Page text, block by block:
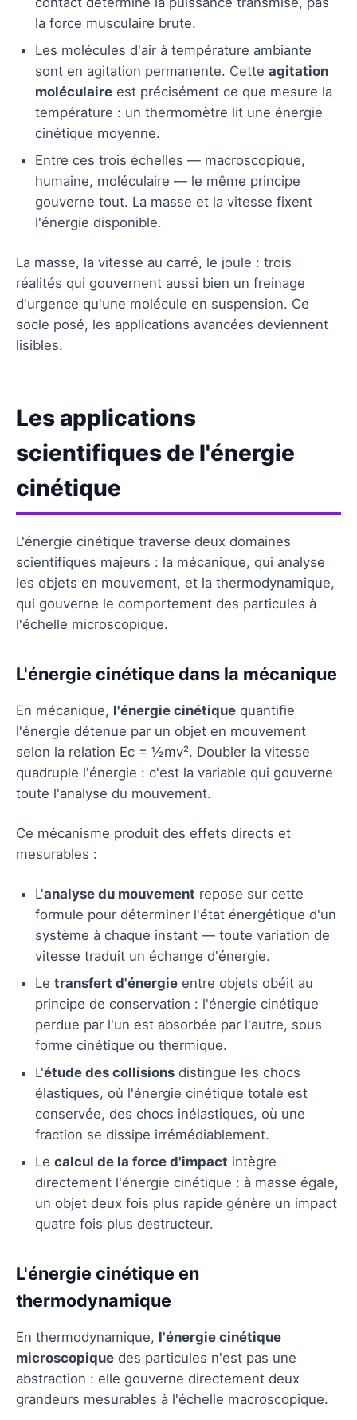
la force musculaire brute.
Les molécules d'air à température ambiante
sont en agitation permanente. Cette agitation
moléculaire est précisément ce que mesure la
température : un thermomètre lit une énergie
cinétique moyenne.
Entre ces trois échelles — macroscopique,
humaine, moléculaire — le même principe
gouverne tout. La masse et la vitesse fixent
l'énergie disponible.
La masse, la vitesse au carré, le joule : trois
réalités qui gouvernent aussi bien un freinage
d'urgence qu'une molécule en suspension. Ce
socle posé, les applications avancées deviennent
lisibles.
Les applications
scientifiques de l'énergie
cinétique
L'énergie cinétique traverse deux domaines
scientifiques majeurs : la mécanique, qui analyse
les objets en mouvement, et la thermodynamique,
qui gouverne le comportement des particules à
l'échelle microscopique.
L'énergie cinétique dans la mécanique
En mécanique, l'énergie cinétique quantifie
l'énergie détenue par un objet en mouvement
selon la relation Ec = ½mv². Doubler la vitesse
quadruple l'énergie : c'est la variable qui gouverne
toute l'analyse du mouvement.
Ce mécanisme produit des effets directs et
mesurables :
L'analyse du mouvement repose sur cette
formule pour déterminer l'état énergétique d'un
système à chaque instant — toute variation de
vitesse traduit un échange d'énergie.
Le transfert d'énergie entre objets obéit au
principe de conservation : l'énergie cinétique
perdue par l'un est absorbée par l'autre, sous
forme cinétique ou thermique.
L'étude des collisions distingue les chocs
élastiques, où l'énergie cinétique totale est
conservée, des chocs inélastiques, où une
fraction se dissipe irrémédiablement.
Le calcul de la force d'impact intègre
directement l'énergie cinétique : à masse égale,
un objet deux fois plus rapide génère un impact
quatre fois plus destructeur.
L'énergie cinétique en
thermodynamique
En thermodynamique, l'énergie cinétique
microscopique des particules n'est pas une
abstraction : elle gouverne directement deux
grandeurs mesurables à l'échelle macroscopique.